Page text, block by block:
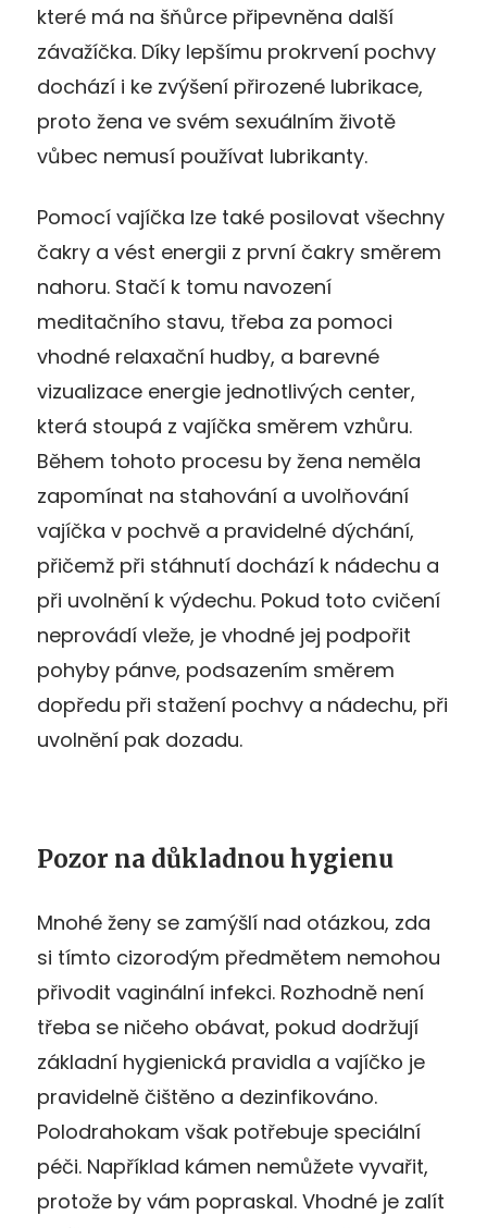
které má na šňůrce připevněna další
závažíčka. Díky lepšímu prokrvení pochvy
dochází i ke zvýšení přirozené lubrikace,
proto žena ve svém sexuálním životě
vůbec nemusí používat lubrikanty.
Pomocí vajíčka lze také posilovat všechny
čakry a vést energii z první čakry směrem
nahoru. Stačí k tomu navození
meditačního stavu, třeba za pomoci
vhodné relaxační hudby, a barevné
vizualizace energie jednotlivých center,
která stoupá z vajíčka směrem vzhůru.
Během tohoto procesu by žena neměla
zapomínat na stahování a uvolňování
vajíčka v pochvě a pravidelné dýchání,
přičemž při stáhnutí dochází k nádechu a
při uvolnění k výdechu. Pokud toto cvičení
neprovádí vleže, je vhodné jej podpořit
pohyby pánve, podsazením směrem
dopředu při stažení pochvy a nádechu, při
uvolnění pak dozadu.
Pozor na důkladnou hygienu
Mnohé ženy se zamýšlí nad otázkou, zda
si tímto cizorodým předmětem nemohou
přivodit vaginální infekci. Rozhodně není
třeba se ničeho obávat, pokud dodržují
základní hygienická pravidla a vajíčko je
pravidelně čištěno a dezinfikováno.
Polodrahokam však potřebuje speciální
péči. Například kámen nemůžete vyvařit,
protože by vám popraskal. Vhodné je zalít